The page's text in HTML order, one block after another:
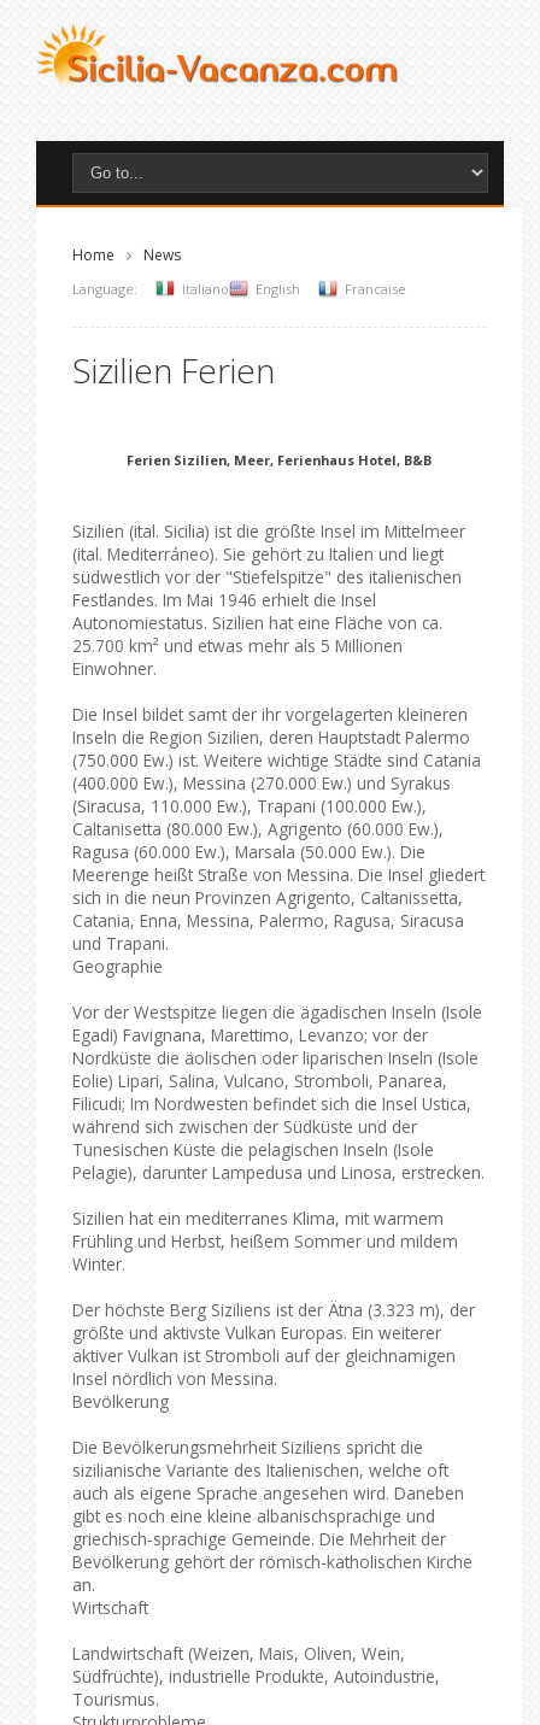
Home News
Language: Italiano English Francaise
Sizilien Ferien
Ferien Sizilien, Meer, Ferienhaus Hotel, B&B
Sizilien (ital. Sicilia) ist die größte Insel im Mittelmeer
(ital. Mediterráneo). Sie gehört zu Italien und liegt
südwestlich vor der "Stiefelspitze" des italienischen
Festlandes. Im Mai 1946 erhielt die Insel
Autonomiestatus. Sizilien hat eine Fläche von ca.
25.700 km² und etwas mehr als 5 Millionen
Einwohner.
Die Insel bildet samt der ihr vorgelagerten kleineren
Inseln die Region Sizilien, deren Hauptstadt Palermo
(750.000 Ew.) ist. Weitere wichtige Städte sind Catania
(400.000 Ew.), Messina (270.000 Ew.) und Syrakus
(Siracusa, 110.000 Ew.), Trapani (100.000 Ew.),
Caltanisetta (80.000 Ew.), Agrigento (60.000 Ew.),
Ragusa (60.000 Ew.), Marsala (50.000 Ew.). Die
Meerenge heißt Straße von Messina. Die Insel gliedert
sich in die neun Provinzen Agrigento, Caltanissetta,
Catania, Enna, Messina, Palermo, Ragusa, Siracusa
und Trapani.
Geographie
Vor der Westspitze liegen die ägadischen Inseln (Isole
Egadi) Favignana, Marettimo, Levanzo; vor der
Nordküste die äolischen oder liparischen Inseln (Isole
Eolie) Lipari, Salina, Vulcano, Stromboli, Panarea,
Filicudi; Im Nordwesten befindet sich die Insel Ustica,
während sich zwischen der Südküste und der
Tunesischen Küste die pelagischen Inseln (Isole
Pelagie), darunter Lampedusa und Linosa, erstrecken.
Sizilien hat ein mediterranes Klima, mit warmem
Frühling und Herbst, heißem Sommer und mildem
Winter.
Der höchste Berg Siziliens ist der Ätna (3.323 m), der
größte und aktivste Vulkan Europas. Ein weiterer
aktiver Vulkan ist Stromboli auf der gleichnamigen
Insel nördlich von Messina.
Bevölkerung
Die Bevölkerungsmehrheit Siziliens spricht die
sizilianische Variante des Italienischen, welche oft
auch als eigene Sprache angesehen wird. Daneben
gibt es noch eine kleine albanischsprachige und
griechisch-sprachige Gemeinde. Die Mehrheit der
Bevölkerung gehört der römisch-katholischen Kirche
an.
Wirtschaft
Landwirtschaft (Weizen, Mais, Oliven, Wein,
Südfrüchte), industrielle Produkte, Autoindustrie,
Tourismus.